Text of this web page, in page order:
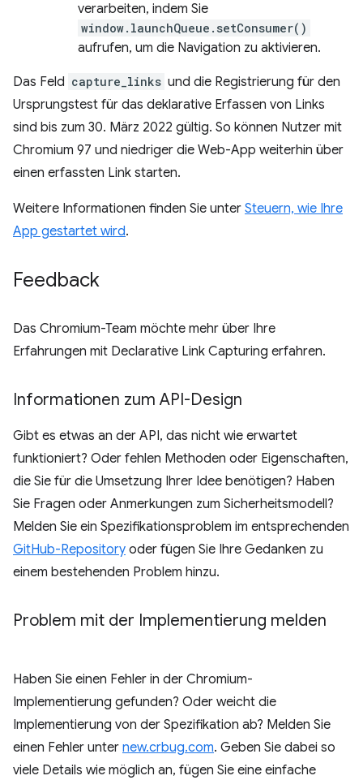
verarbeiten, indem Sie
window.launchQueue.setConsumer()
aufrufen, um die Navigation zu aktivieren.
Das Feld capture_links und die Registrierung für den
Ursprungstest für das deklarative Erfassen von Links
sind bis zum 30. März 2022 gültig. So können Nutzer mit
Chromium 97 und niedriger die Web-App weiterhin über
einen erfassten Link starten.
Weitere Informationen finden Sie unter Steuern, wie Ihre
App gestartet wird.
Feedback
Das Chromium-Team möchte mehr über Ihre
Erfahrungen mit Declarative Link Capturing erfahren.
Informationen zum API-Design
Gibt es etwas an der API, das nicht wie erwartet
funktioniert? Oder fehlen Methoden oder Eigenschaften,
die Sie für die Umsetzung Ihrer Idee benötigen? Haben
Sie Fragen oder Anmerkungen zum Sicherheitsmodell?
Melden Sie ein Spezifikationsproblem im entsprechenden
GitHub-Repository oder fügen Sie Ihre Gedanken zu
einem bestehenden Problem hinzu.
Problem mit der Implementierung melden
Haben Sie einen Fehler in der Chromium-
Implementierung gefunden? Oder weicht die
Implementierung von der Spezifikation ab? Melden Sie
einen Fehler unter new.crbug.com. Geben Sie dabei so
viele Details wie möglich an, fügen Sie eine einfache